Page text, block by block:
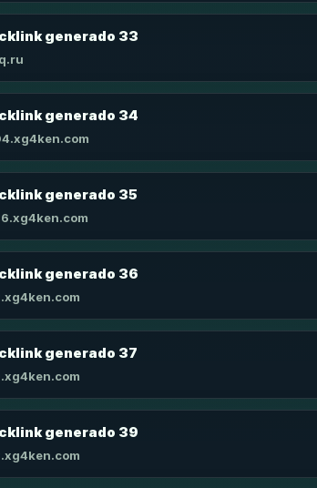
generado 33
generado 34
generado 35
generado 36
generado 37
generado 39